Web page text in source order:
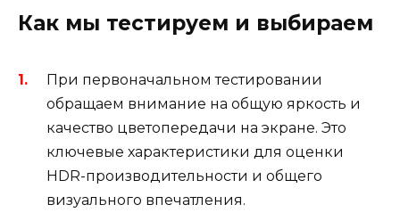
Как мы тестируем и выбираем
При первоначальном тестировании
обращаем внимание на общую яркость и
качество цветопередачи на экране. Это
ключевые характеристики для оценки
HDR-производительности и общего
визуального впечатления.